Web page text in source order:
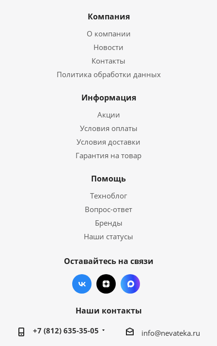
Компания
О компании
Новости
Контакты
Политика обработки данных
Информация
Акции
Условия оплаты
Условия доставки
Гарантия на товар
Помощь
Техноблог
Вопрос-ответ
Бренды
Наши статусы
Оставайтесь на связи
Наши контакты
+7 (812) 635-35-05 info@nevateka.ru